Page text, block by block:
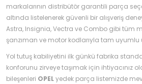
Giriş Yap
Yeni Hesap
C
›
D
›
M
MOTOR
YAĞI
›
KŞA
›
markalarının distribütör garantili parça
altında listelenerek güvenli bir alışveriş
Astra, Insignia, Vectra ve Combo gibi tüm
şanzıman ve motor kodlarıyla tam uyumlu
Yol tutuş kabiliyetini ilk günkü fabrika
konforunu zirveye taşımak için ihtiyacınız
bileşenleri OPELyedek parça listemizde